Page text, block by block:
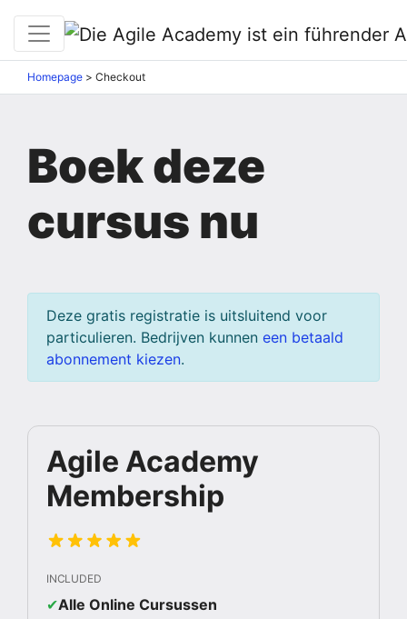
Homepage > Checkout
Boek deze
cursus nu
Deze gratis registratie is uitsluitend voor
particulieren. Bedrijven kunnen een betaald
abonnement kiezen.
Agile Academy
Membership
INCLUDED
✔︎Alle Online Cursussen